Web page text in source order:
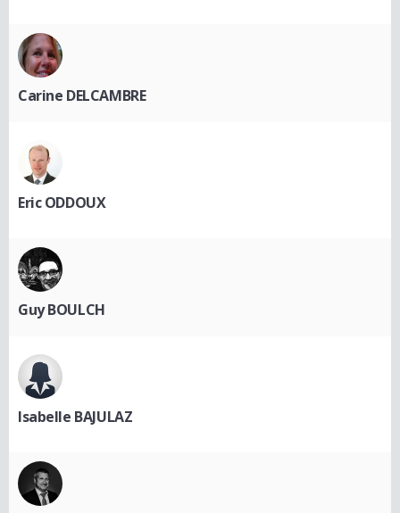
Carine DELCAMBRE
Eric ODDOUX
Guy BOULCH
Isabelle BAJULAZ